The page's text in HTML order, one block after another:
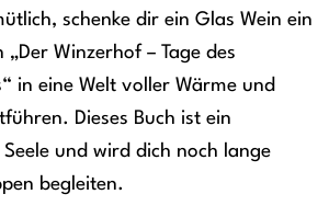
schenke dir ein Glas Wein ein
Winzerhof – Tage des
in eine Welt voller Wärme und
Dieses Buch ist ein
und wird dich noch lange
begleiten.